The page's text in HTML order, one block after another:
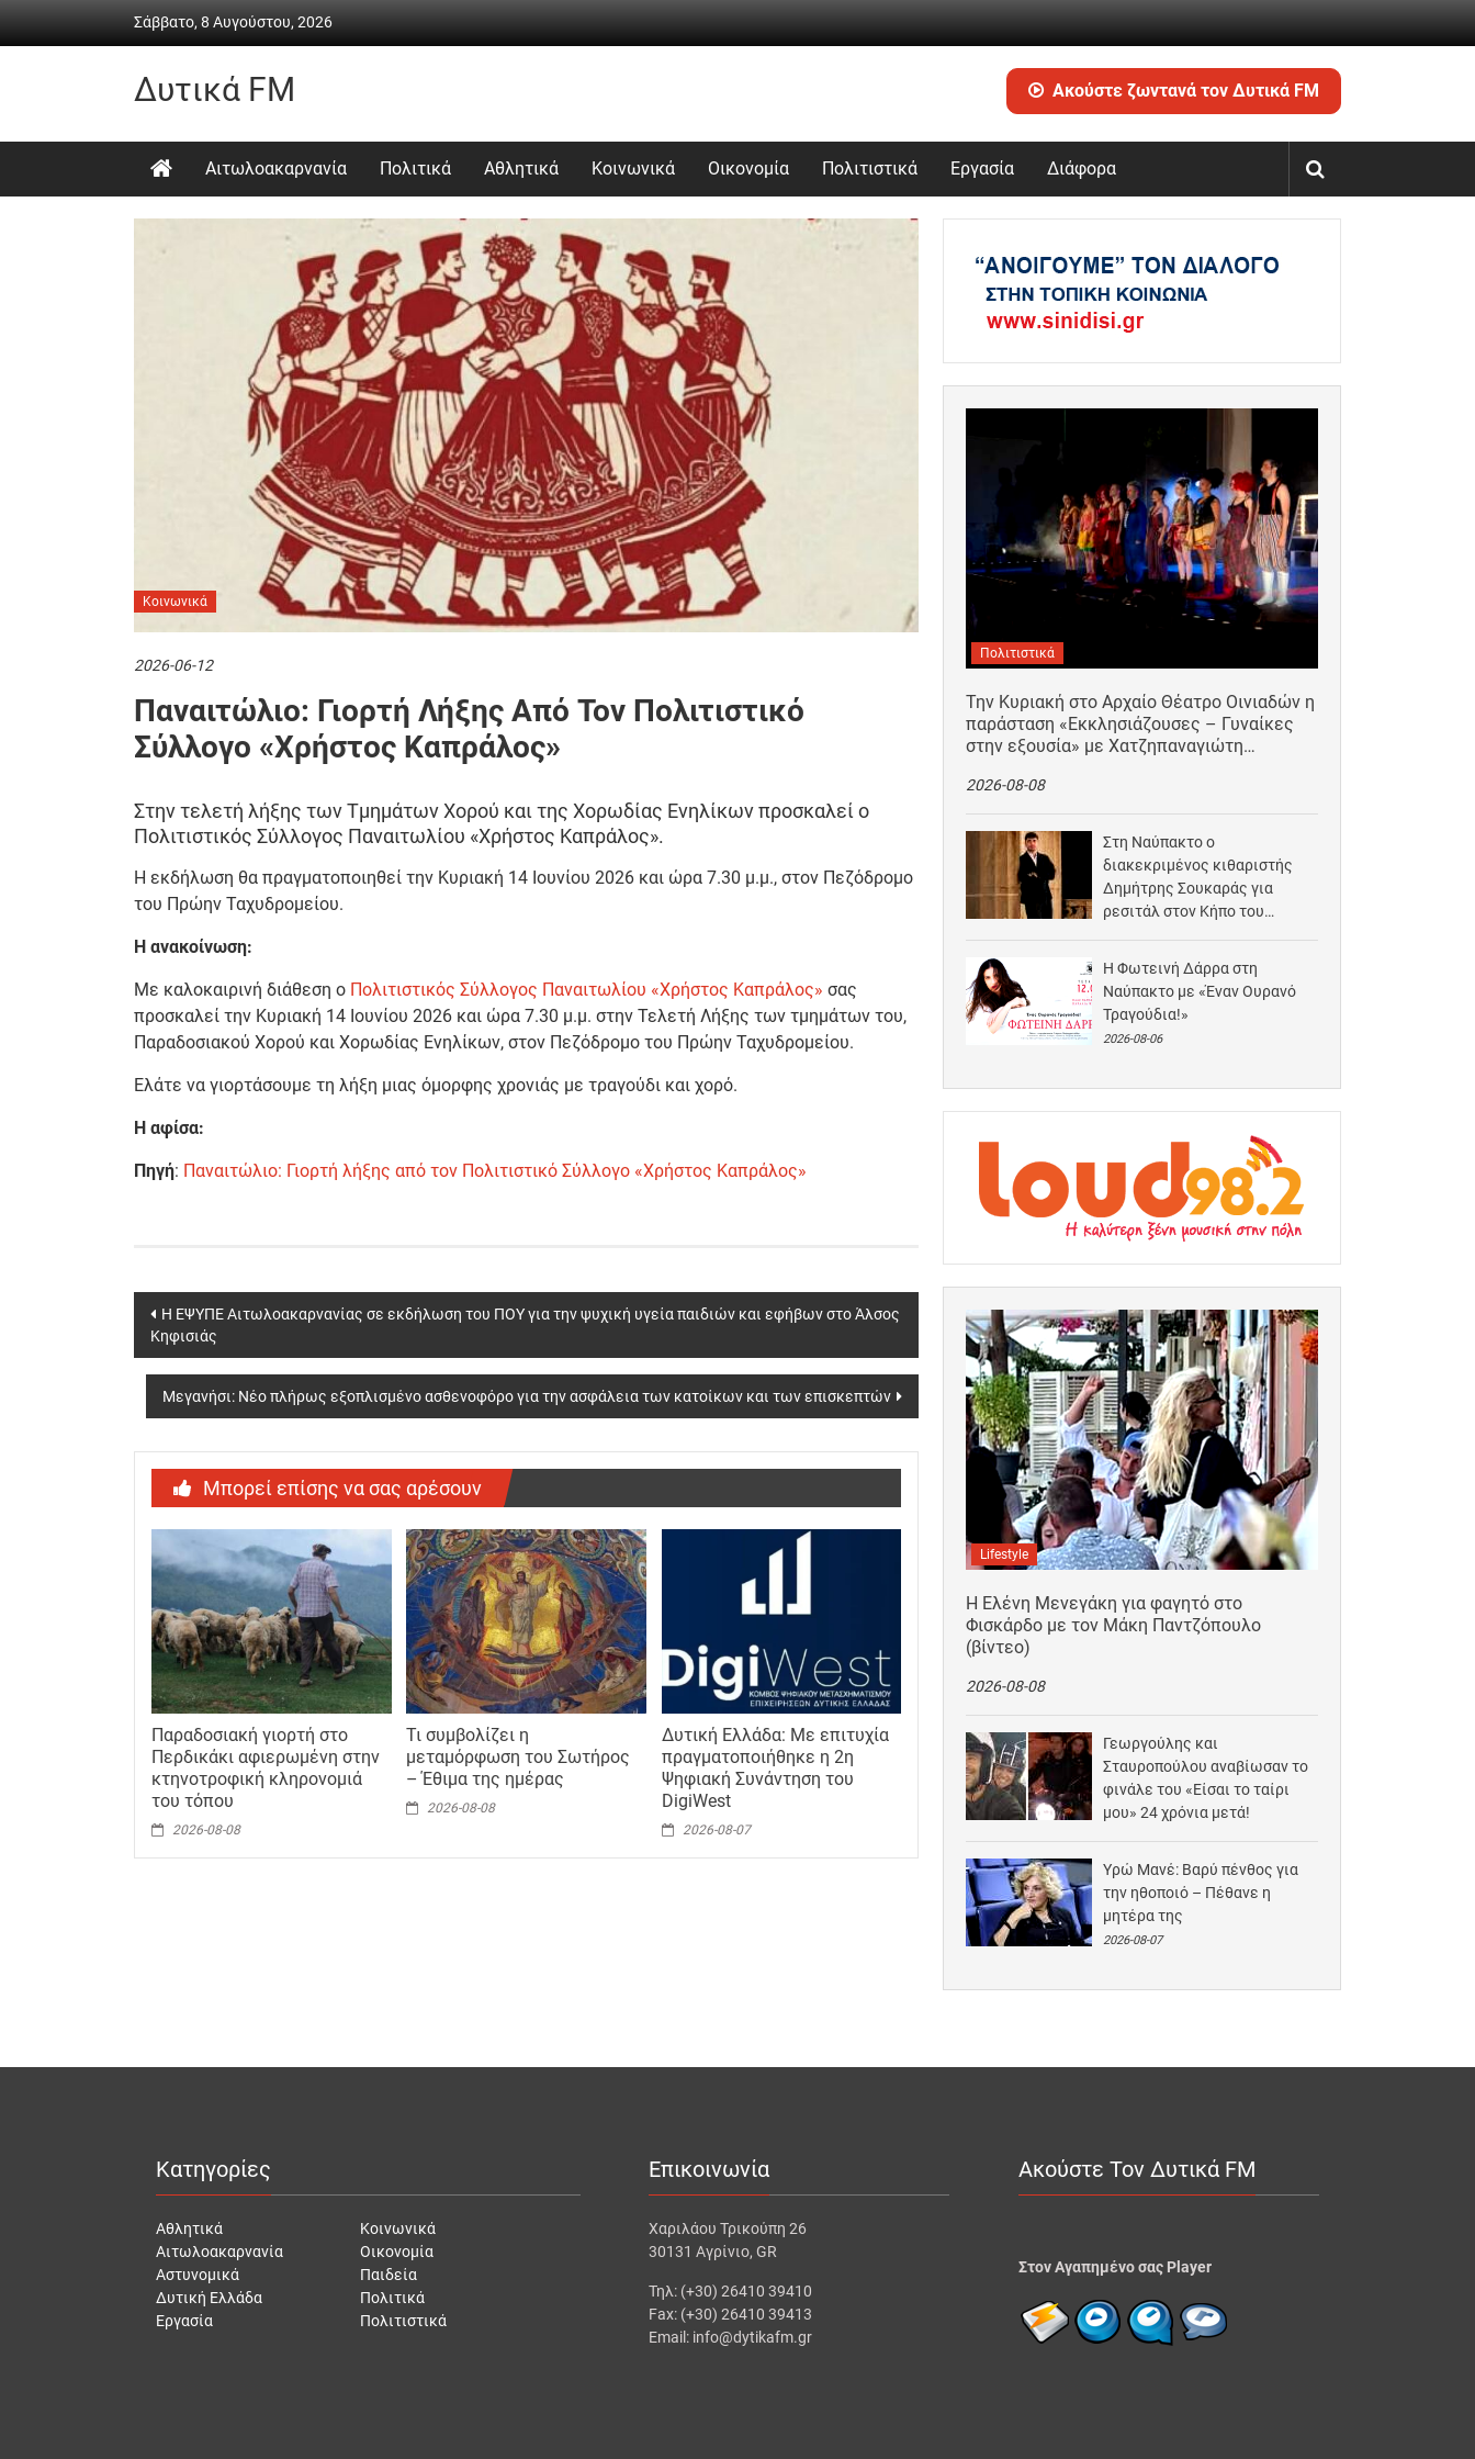
Σάββατο, 8 Αυγούστου, 2026
Δυτικά FM
Καθημερινή
ψυχαγωγία
Ακούστε ζωντανά τον Δυτικά FM
Αιτωλοακαρνανία Πολιτικά Αθλητικά Κοινωνικά Οικονομία Πολιτιστικά Εργασία Διάφορα
Κοινωνικά
2026-06-12
Παναιτώλιο: Γιορτή Λήξης Από Τον Πολιτιστικό
Σύλλογο «Χρήστος Καπράλος»
Στην τελετή λήξης των Τμημάτων Χορού και της Χορωδίας Ενηλίκων προσκαλεί ο
Πολιτιστικός Σύλλογος Παναιτωλίου «Χρήστος Καπράλος».
Η εκδήλωση θα πραγματοποιηθεί την Κυριακή 14 Ιουνίου 2026 και ώρα 7.30 μ.μ., στον Πεζόδρομο
του Πρώην Ταχυδρομείου.
Η ανακοίνωση:
Με καλοκαιρινή διάθεση ο Πολιτιστικός Σύλλογος Παναιτωλίου «Χρήστος Καπράλος» σας
προσκαλεί την Κυριακή 14 Ιουνίου 2026 και ώρα 7.30 μ.μ. στην Τελετή Λήξης των τμημάτων του,
Παραδοσιακού Χορού και Χορωδίας Ενηλίκων, στον Πεζόδρομο του Πρώην Ταχυδρομείου.
Ελάτε να γιορτάσουμε τη λήξη μιας όμορφης χρονιάς με τραγούδι και χορό.
Η αφίσα:
Πηγή: Παναιτώλιο: Γιορτή λήξης από τον Πολιτιστικό Σύλλογο «Χρήστος Καπράλος»
Post
navigation
Η ΕΨΥΠΕ Αιτωλοακαρνανίας σε εκδήλωση του ΠΟΥ για την ψυχική υγεία παιδιών και εφήβων στο Άλσος
Κηφισιάς
Μεγανήσι: Νέο πλήρως εξοπλισμένο ασθενοφόρο για την ασφάλεια των κατοίκων και των επισκεπτών
Μπορεί επίσης να σας αρέσουν
Παραδοσιακή γιορτή στο
Περδικάκι αφιερωμένη στην
κτηνοτροφική κληρονομιά
του τόπου
2026-08-08
Τι συμβολίζει η
μεταμόρφωση του Σωτήρος
– Έθιμα της ημέρας
2026-08-08
Δυτική Ελλάδα: Με επιτυχία
πραγματοποιήθηκε η 2η
Ψηφιακή Συνάντηση του
DigiWest
2026-08-07
Πολιτιστικά
Την Κυριακή στο Αρχαίο Θέατρο Οινιαδών η
παράσταση «Εκκλησιάζουσες – Γυναίκες
στην εξουσία» με Χατζηπαναγιώτη…
2026-08-08
Στη Ναύπακτο ο
διακεκριμένος κιθαριστής
Δημήτρης Σουκαράς για
ρεσιτάλ στον Κήπο του
Η Φωτεινή Δάρρα στη
Ναύπακτο με «Έναν Ουρανό
Τραγούδια!»
2026-08-06
Lifestyle
Η Ελένη Μενεγάκη για φαγητό στο
Φισκάρδο με τον Μάκη Παντζόπουλο
(βίντεο)
2026-08-08
Γεωργούλης και
Σταυροπούλου αναβίωσαν το
φινάλε του «Είσαι το ταίρι
μου» 24 χρόνια μετά!
Υρώ Μανέ: Βαρύ πένθος για
την ηθοποιό – Πέθανε η
μητέρα της
2026-08-07
Κατηγορίες
Αθλητικά
Αιτωλοακαρνανία
Αστυνομικά
Δυτική Ελλάδα
Εργασία
Κοινωνικά
Οικονομία
Παιδεία
Πολιτικά
Πολιτιστικά
Επικοινωνία
Χαριλάου Τρικούπη 26
30131 Αγρίνιο, GR
Τηλ: (+30) 26410 39410
Fax: (+30) 26410 39413
Email: info@dytikafm.gr
Ακούστε Τον Δυτικά FM
Στον Αγαπημένο σας Player